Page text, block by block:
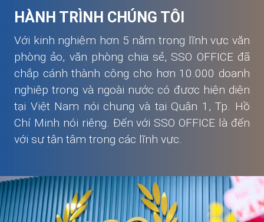
HÀNH TRÌNH CHÚNG TÔI
Với kinh nghiệm hơn 5 năm trong lĩnh vực văn
phòng ảo, văn phòng chia sẻ, SSO OFFICE đã
chắp cánh thành công cho hơn 10.000 doanh
nghiệp trong và ngoài nước có được hiện diện
tại Việt Nam nói chung và tại Quận 1, Tp. Hồ
Chí Minh nói riêng. Đến với SSO OFFICE là đến
với sự tận tâm trong các lĩnh vực.